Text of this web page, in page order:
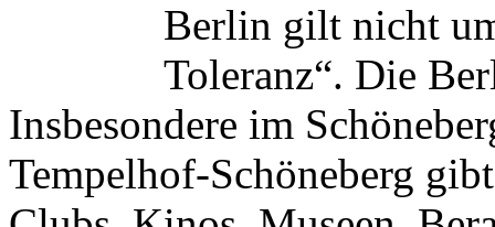
Berlin gilt nicht
Toleranz“. Die
Insbesondere im
Tempelhof-Schöneberg